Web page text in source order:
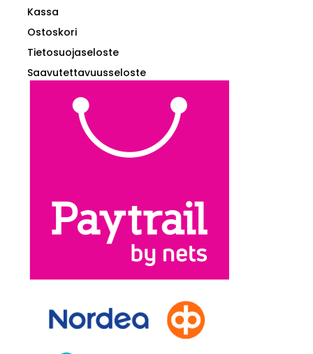
Kassa
Ostoskori
Tietosuojaseloste
Saavutettavuusseloste